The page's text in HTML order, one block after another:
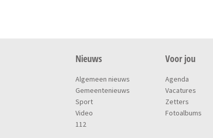
Nieuws
Algemeen nieuws
Gemeentenieuws
Sport
Video
112
Voor jou
Agenda
Vacatures
Zetters
Fotoalbums